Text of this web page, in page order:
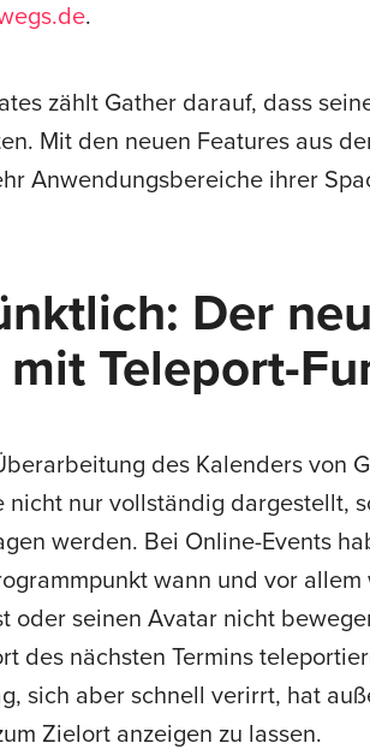
.
zählt Gather darauf, dass
Mit den neuen Features aus
Anwendungsbereiche ihrer
Der
Teleport-
des Kalenders von
nicht nur vollständig dargestellt,
werden. Bei Online-Events
wann und vor
oder seinen Avatar nicht
des nächsten Termins
sich aber schnell verirrt, hat
Zielort anzeigen zu lassen.